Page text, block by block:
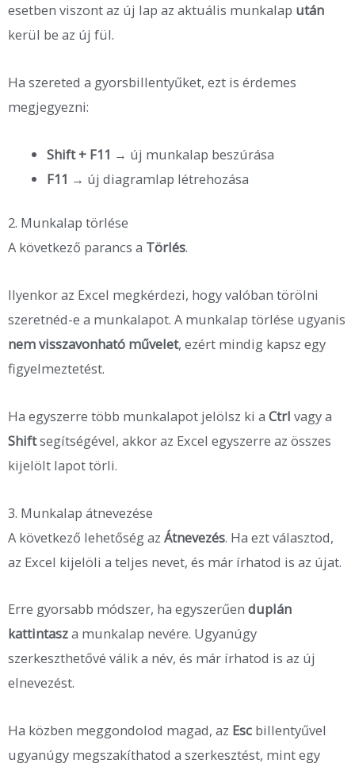
esetben viszont az új lap az aktuális munkalap után
kerül be az új fül.
Ha szereted a gyorsbillentyűket, ezt is érdemes
megjegyezni:
Shift + F11 → új munkalap beszúrása
F11 → új diagramlap létrehozása
2. Munkalap törlése
A következő parancs a Törlés.
Ilyenkor az Excel megkérdezi, hogy valóban törölni
szeretnéd-e a munkalapot. A munkalap törlése ugyanis
nem visszavonható művelet, ezért mindig kapsz egy
figyelmeztetést.
Ha egyszerre több munkalapot jelölsz ki a Ctrl vagy a
Shiftsegítségével, akkor az Excel egyszerre az összes
kijelölt lapot törli.
3. Munkalap átnevezése
A következő lehetőség az Átnevezés. Ha ezt választod,
az Excel kijelöli a teljes nevet, és már írhatod is az újat.
Erre gyorsabb módszer, ha egyszerűen duplán
kattintasza munkalap nevére. Ugyanúgy
szerkeszthetővé válik a név, és már írhatod is az új
elnevezést.
Ha közben meggondolod magad, az Esc billentyűvel
ugyanúgy megszakíthatod a szerkesztést, mint egy